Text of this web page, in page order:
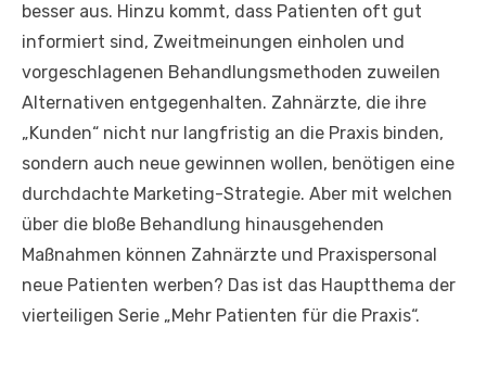
besser aus. Hinzu kommt, dass Patienten oft gut
informiert sind, Zweitmeinungen einholen und
vorgeschlagenen Behandlungsmethoden zuweilen
Alternativen entgegenhalten. Zahnärzte, die ihre
„Kunden“ nicht nur langfristig an die Praxis binden,
sondern auch neue gewinnen wollen, benötigen eine
durchdachte Marketing-Strategie. Aber mit welchen
über die bloße Behandlung hinausgehenden
Maßnahmen können Zahnärzte und Praxispersonal
neue Patienten werben? Das ist das Hauptthema der
vierteiligen Serie „Mehr Patienten für die Praxis“.